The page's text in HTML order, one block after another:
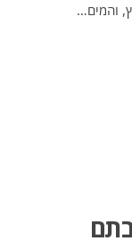
והמים…